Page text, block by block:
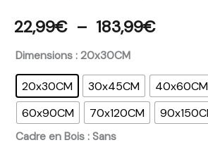
22,99€ – 183,99€
Dimensions : 20x30CM
20x30CM 30x45CM 40x60CM
60x90CM
70x120CM
Cadre en Bois : Sans